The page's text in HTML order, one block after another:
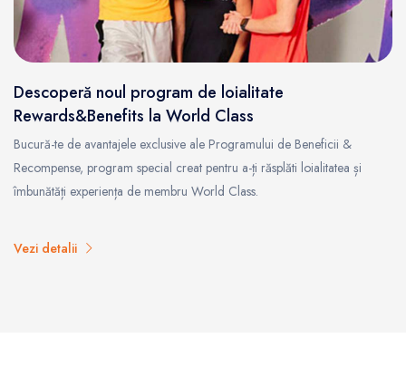
Descoperă noul program de loialitate
Rewards&Benefits la World Class
Bucură-te de avantajele exclusive ale Programului de Beneficii &
Recompense, program special creat pentru a-ți răsplăti loialitatea și
îmbunătăți experiența de membru World Class.
Vezi detalii